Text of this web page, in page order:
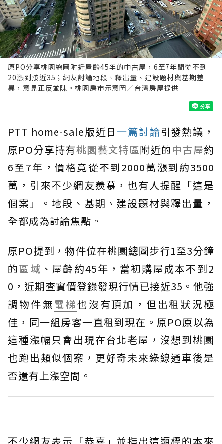
原PO分享桃園總圖附近屋齡45年的中古屋，6至7年間從不到
20漲到接近35；網友討論地段、釋出量、建設題材與基期差
異，意見正反並陳。桃園房市示意圖／台灣房屋提供
PTT home-sale版近日一篇討論引發熱議，
原PO分享持有桃園藝文特區附近的中古屋約
6至7年，價格竟從不到2000萬漲到約3500
萬，引來不少網友羨慕，也有人提醒「這是
個案」。地段、基期、建設題材與釋出量，
全都成為討論焦點。
原PO提到，物件位在桃園總圖步行1至3分鐘
的區域 、屋齡約45年，當初購屋成本不到2
0，近期查實價登錄發現行情已接近35。他強
調物件無電梯也沒有頂加，但出租狀況極
佳，同一組房客一直租到現在。原PO原以為
這種漲幅只會出現在台北老屋，沒想到桃園
也跑出類似個案，更好奇未來綠線通車後是
否還有上漲空間。
不少網友表示「恭喜」並指出這類標的本來